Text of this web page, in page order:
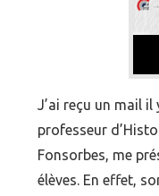
J’ai reçu un mail il
professeur
Fonsorbes, me
élèves. En effet,